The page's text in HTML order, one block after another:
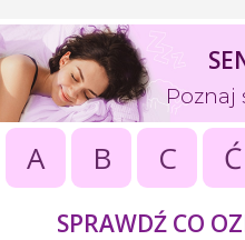
Poznaj
A B C Ć
SPRAWDŹ CO